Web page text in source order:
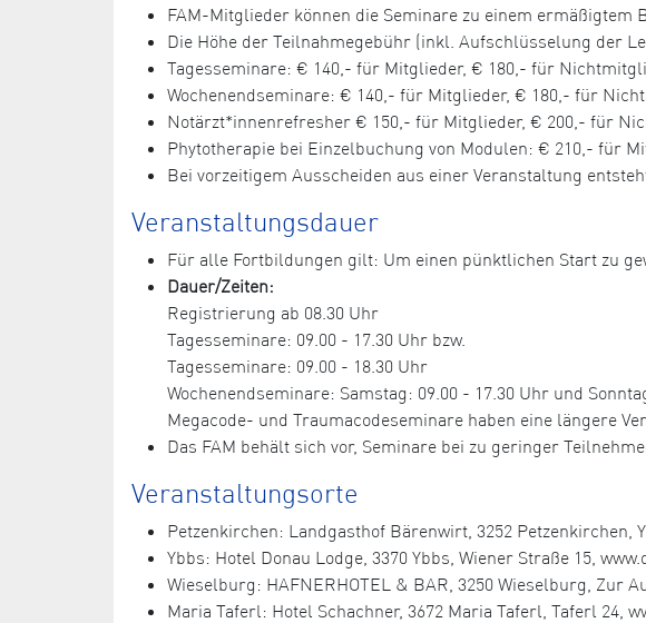
FAM-Mitglieder können die Seminare zu einem ermäßigtem
Die Höhe der Teilnahmegebühr (inkl. Aufschlüsselung der
Tagesseminare: € 140,- für Mitglieder, € 180,- für
Wochenendseminare: € 140,- für Mitglieder, € 180,- für
Notärzt*innenrefresher € 150,- für Mitglieder, € 200,- für
Phytotherapie bei Einzelbuchung von Modulen: € 210,- für
Bei vorzeitigem Ausscheiden aus einer Veranstaltung
Veranstaltungsdauer
Für alle Fortbildungen gilt: Um einen pünktlichen Start zu
Dauer/Zeiten:
Registrierung ab 08.30 Uhr
Tagesseminare: 09.00 - 17.30 Uhr bzw.
Tagesseminare: 09.00 - 18.30 Uhr
Wochenendseminare: Samstag: 09.00 - 17.30 Uhr und
Megacode- und Traumacodeseminare haben eine längere
Das FAM behält sich vor, Seminare bei zu geringer
Veranstaltungsorte
Petzenkirchen: Landgasthof Bärenwirt, 3252 Petzenkirchen,
Ybbs: Hotel Donau Lodge, 3370 Ybbs, Wiener Straße 15,
Wieselburg: HAFNERHOTEL & BAR, 3250 Wieselburg, Zur
Maria Taferl: Hotel Schachner, 3672 Maria Taferl, Taferl 24,